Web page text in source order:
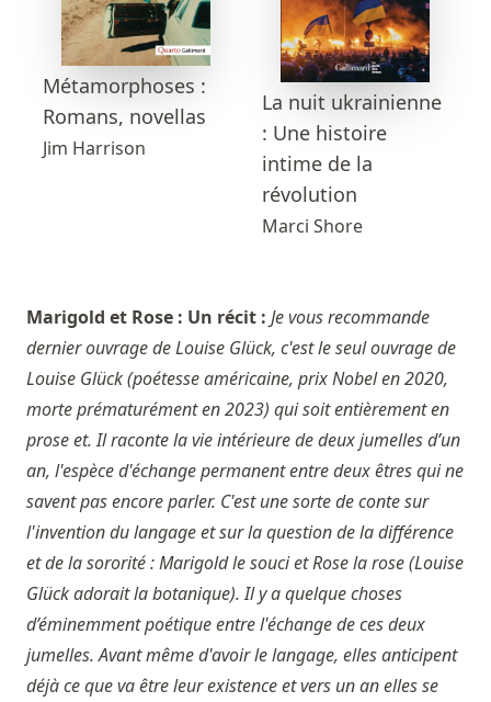
Métamorphoses :
Romans, novellas
Jim Harrison
La nuit ukrainienne
: Une histoire
intime de la
révolution
Marci Shore
Marigold et Rose : Un récit : Je vous recommande
dernier ouvrage de Louise Glück, c'est le seul ouvrage de
Louise Glück (poétesse américaine, prix Nobel en 2020,
morte prématurément en 2023) qui soit entièrement en
prose et. Il raconte la vie intérieure de deux jumelles d’un
an, l'espèce d'échange permanent entre deux êtres qui ne
savent pas encore parler. C'est une sorte de conte sur
l'invention du langage et sur la question de la différence
et de la sororité : Marigold le souci et Rose la rose (Louise
Glück adorait la botanique). Il y a quelque choses
d’éminemment poétique entre l'échange de ces deux
jumelles. Avant même d'avoir le langage, elles anticipent
déjà ce que va être leur existence et vers un an elles se